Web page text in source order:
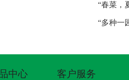
“春菜，
“多种一
中心 客户服务